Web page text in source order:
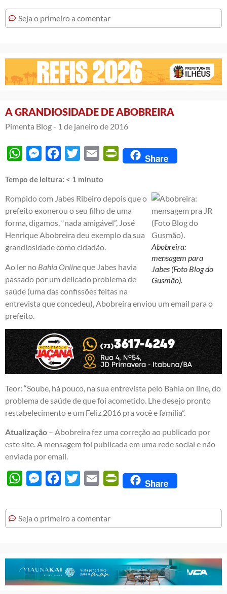
Seja o primeiro a comentar
A GRANDIOSIDADE DE ABOBREIRA
Pimenta Blog - 1 de janeiro de 2016
WhatsAppMessengerFacebook
Twitter Email PrintFriendly
Share
Tempo de leitura: < 1 minuto
Abobreira:
mensagem para
Jabes (Foto Blog do
Gusmão).
Rompido com Jabes Ribeiro depois que o
prefeito exonerou o seu filho de uma
forma, digamos, “nada amigável”, José
Henrique Abobreira deu exemplo da sua
grandiosidade como cidadão.
Ao ler no Bahia Onlineque Jabes havia
passado por um delicado problema de
saúde (uma das confissões feitas na
entrevista que concedeu), Abobreira enviou um email para o
prefeito.
Teor: “Soube, há pouco, na sua entrevista pelo Bahia on line, do
problema de saúde de que foi acometido. Lhe desejo pronto
restabelecimento e um Feliz 2016 pra você e família”.
Atualização – Abobreira fez uma correção ao publicado por
este site. A mensagem foi publicada em uma rede social e não
enviada por email.
WhatsAppMessengerFacebook
Twitter Email PrintFriendly
Share
Seja o primeiro a comentar